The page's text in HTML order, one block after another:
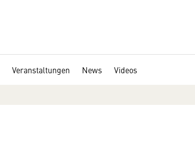
Veranstaltungen News Videos